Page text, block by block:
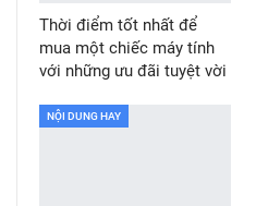
Thời điểm tốt nhất để
mua một chiếc máy tính
với những ưu đãi tuyệt vời
NỘI DUNG HAY